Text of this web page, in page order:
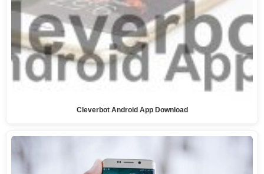
Cleverbot Android App Download